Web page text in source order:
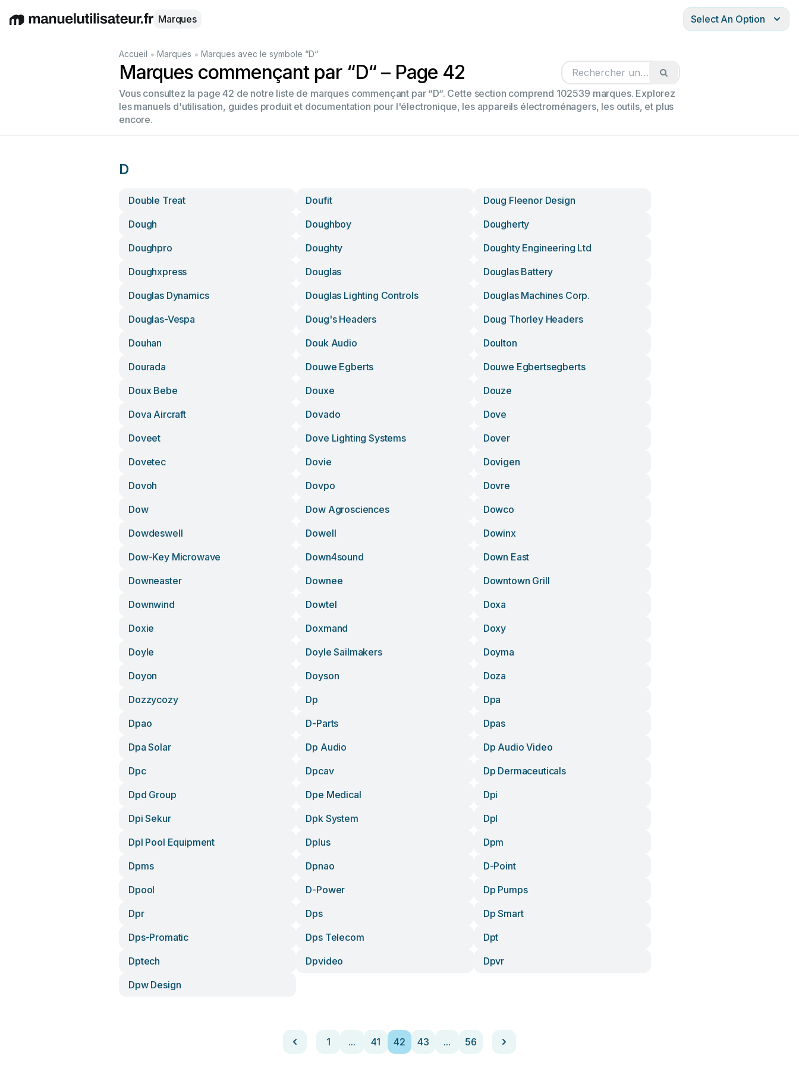
EnglishDeutschEspañolItalianoFrançais
Marques Select An Option
Accueil • Marques • Marques avec le symbole “D“
Marques commençant par “D“ – Page 42
Vous consultez la page 42 de notre liste de marques commençant par “D“. Cette section comprend 102539 marques. Explorez
les manuels d'utilisation, guides produit et documentation pour l'électronique, les appareils électroménagers, les outils, et plus
encore.
D
Double Treat Doufit
Doug Fleenor Design
Dough
Doughboy
Dougherty
Doughpro
Doughty
Doughty Engineering Ltd
Doughxpress
Douglas
Douglas Battery
Douglas Dynamics
Douglas Lighting Controls
Douglas Machines Corp.
Douglas-Vespa
Doug's Headers
Doug Thorley Headers
Douhan
Douk Audio
Doulton
Dourada
Douwe Egberts
Douwe Egbertsegberts
Doux Bebe
Douxe
Douze
Dova Aircraft
Dovado
Dove
Doveet
Dove Lighting Systems
Dover
Dovetec
Dovie
Dovigen
Dovoh
Dovpo
Dovre
Dow
Dow Agrosciences
Dowco
Dowdeswell
Dowell
Dowinx
Dow-Key Microwave
Down4sound
Down East
Downeaster
Downee
Downtown Grill
Downwind
Dowtel
Doxa
Doxie
Doxmand
Doxy
Doyle
Doyle Sailmakers
Doyma
Doyon
Doyson
Doza
Dozzycozy
Dp
Dpa
Dpao
D-Parts
Dpas
Dpa Solar
Dp Audio
Dp Audio Video
Dpc
Dpcav
Dp Dermaceuticals
Dpd Group
Dpe Medical
Dpi
Dpi Sekur
Dpk System
Dpl
Dpl Pool Equipment
Dplus
Dpm
Dpms
Dpnao
D-Point
Dpool
D-Power
Dp Pumps
Dpr
Dps
Dp Smart
Dps-Promatic
Dps Telecom
Dpt
Dptech
Dpvideo
Dpvr
Dpw Design
1 ... 41 42 43 ... 56